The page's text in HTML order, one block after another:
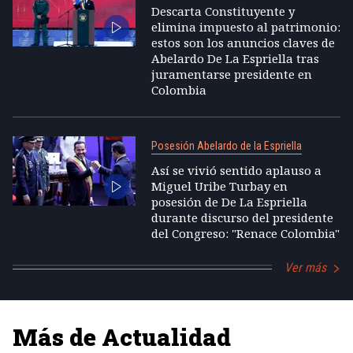
Descarta Constituyente y
elimina impuesto al patrimonio:
estos son los anuncios claves de
Abelardo De La Espriella tras
juramentarse presidente en
Colombia
Posesión Abelardo de la Espriella
Así se vivió sentido aplauso a
Miguel Uribe Turbay en
posesión de De La Espriella
durante discurso del presidente
del Congreso: "Renace Colombia"
Ver más
Más de Actualidad